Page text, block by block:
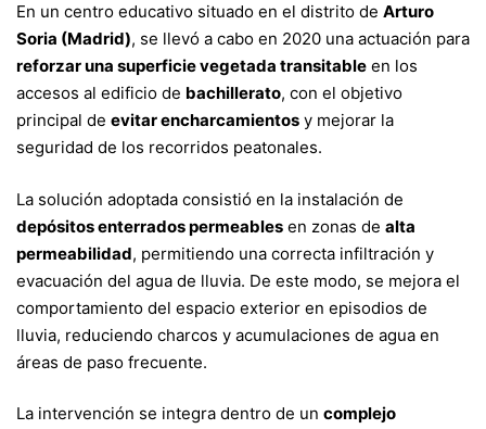
En un centro educativo situado en el distrito de Arturo
Soria (Madrid), se llevó a cabo en 2020 una actuación para
reforzar una superficie vegetada transitable en los
accesos al edificio de bachillerato, con el objetivo
principal de evitar encharcamientos y mejorar la
seguridad de los recorridos peatonales.
La solución adoptada consistió en la instalación de
depósitos enterrados permeables en zonas de alta
permeabilidad, permitiendo una correcta infiltración y
evacuación del agua de lluvia. De este modo, se mejora el
comportamiento del espacio exterior en episodios de
lluvia, reduciendo charcos y acumulaciones de agua en
áreas de paso frecuente.
La intervención se integra dentro de un complejo